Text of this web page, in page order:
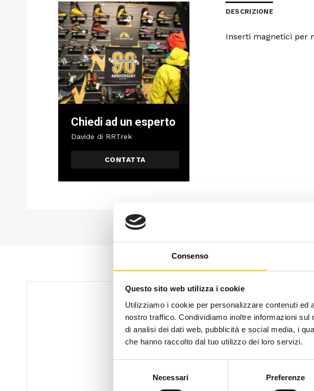
Consenso
Questo sito web utilizza i cookie
Utilizziamo i cookie per personalizzare contenuti
nostro traffico. Condividiamo inoltre informazioni
di analisi dei dati web, pubblicità e social media, i
che hanno raccolto dal tuo utilizzo dei loro servizi.
Necessari Preferenze
Chiedi ad un esperto
Davide di RRTrek
CONTATTA
DESCRIZIONE
Inserti magnetici per